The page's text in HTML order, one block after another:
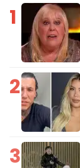
1
2
3